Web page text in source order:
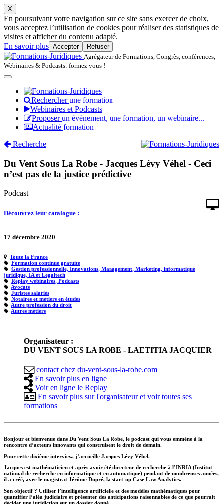
X
En poursuivant votre navigation sur ce site sans exercer de choix,
vous acceptez l’utilisation de cookies pour réaliser des statistiques de
visites et afficher du contenu adapté.
En savoir plus Accepter
Refuser
Agrégateur de Formations, Congrès, conférences,
Webinaires & Podcasts: formez vous !
Rechercherune formation
Webinaires et Podcasts
Proposerun évènement, une formation, un webinaire...
Actualité formation
Recherche
Du Vent Sous La Robe - Jacques Lévy Véhel - Ceci
n’est pas de la justice prédictive
Podcast
17 décembre 2020
Toute la France
Formation continue gratuite
Gestion professionnelle, Innovations, Management, Marketing, informatique
juridique, IA et Legaltech
Replay webinaires, Podcasts
Avocats
Juristes salariés
Notaires et métiers en études
Autre profession du droit
Autres métiers
Organisateur :
DU VENT SOUS LA ROBE - LAETITIA JACQUIER
contact chez du-vent-sous-la-robe.com
En savoir plus en ligne
Voir en ligne le Replay
En savoir plus sur l'organisateur et voir toutes ses
formations
Bonjour et bienvenue dans Du Vent Sous La Robe, le podcast qui vous emmène à la
rencontre d’acteurs innovants qui construisent le droit de demain.
Pour cette dixième interview, j’accueille Jacques Lévy Véhel.
Jacques est mathématicien et après avoir été directeur de recherche à l’INRIA (Institut
national de recherche en informatique et en automatique) pendant de nombreuses années,
il a créé, avec le magistrat Jérôme Dupré, la start-up Case Law Analytics.
Son objectif ? Utiliser l’intelligence artificielle et des modèles mathématiques pour
quantifier l’aléa judiciaire et présenter des anticipations raisonnables de ce que pourrait
décider une juridiction sur un dossier donné.
Découvrez leur catalogue :